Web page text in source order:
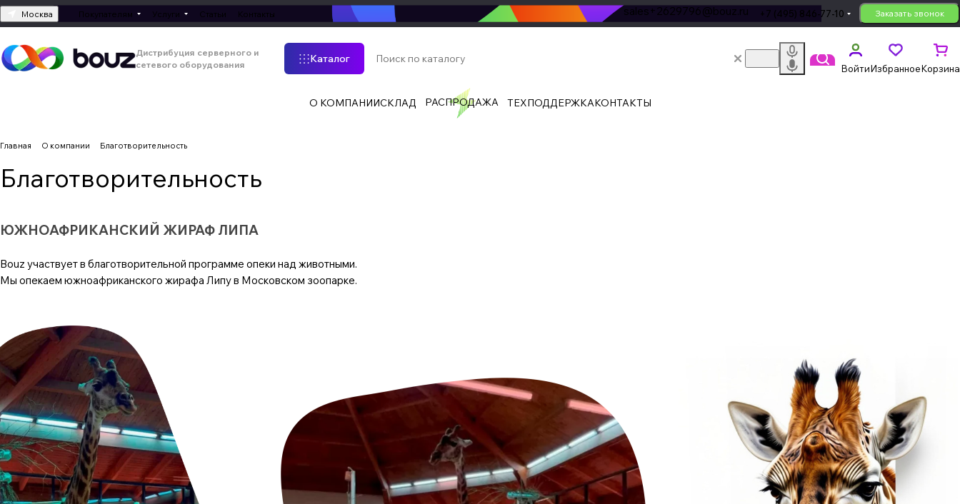
Москва Покупателям Услуги Статьи Контакты sales+2629796@bouz.ru +7 (495) 846-77-10 Заказать звонок
Дистрибуция серверного и
сетевого оборудования
Каталог
ВойтиИзбранноеКорзина
О КОМПАНИИСКЛАД РАСПРОДАЖА ТЕХПОДДЕРЖКАКОНТАКТЫ
Главная О компании Благотворительность
Благотворительность
ЮЖНОАФРИКАНСКИЙ ЖИРАФ ЛИПА
Bouz участвует в благотворительной программе опеки над животными.
Мы опекаем южноафриканского жирафа Липу в Московском зоопарке.